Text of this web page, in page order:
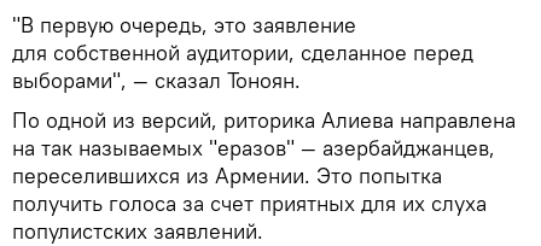
"В первую очередь, это заявление
для собственной аудитории, сделанное перед
выборами", — сказал Тоноян.
По одной из версий, риторика Алиева направлена
на так называемых "еразов" — азербайджанцев,
переселившихся из Армении. Это попытка
получить голоса за счет приятных для их слуха
популистских заявлений.